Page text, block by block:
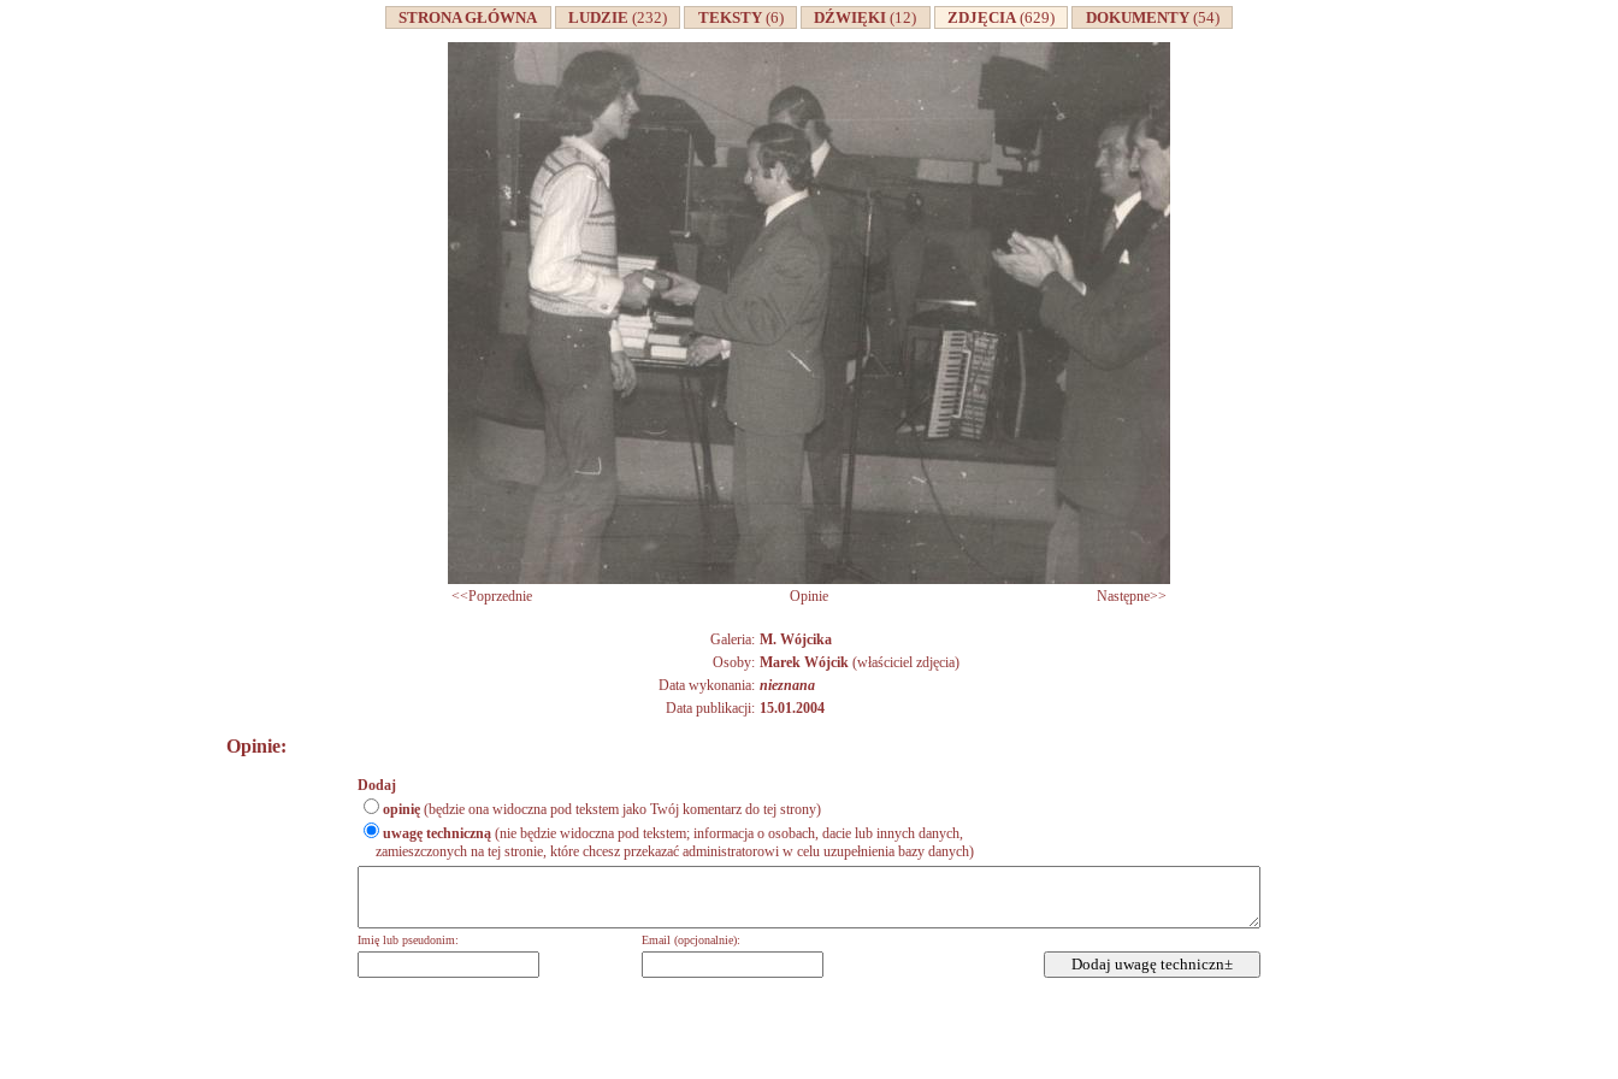
STRONA GŁÓWNA LUDZIE(232) TEKSTY (6) DŹWIĘKI(12) ZDJĘCIA(629) DOKUMENTY (54)
<<Poprzednie Opinie Następne>>
Galeria: M. Wójcika
Osoby: Marek Wójcik (właściciel zdjęcia)
Data wykonania: nieznana
Data publikacji: 15.01.2004
Opinie:
Dodaj
opinię (będzie ona widoczna pod tekstem jako Twój komentarz do tej strony)
uwagę techniczną (nie będzie widoczna pod tekstem; informacja o osobach, dacie lub innych danych,
zamieszczonych na tej stronie, które chcesz przekazać administratorowi w celu uzupełnienia bazy danych)
Imię lub pseudonim: Email (opcjonalnie):